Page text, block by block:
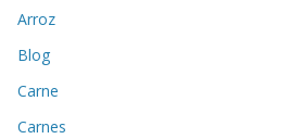
Arroz
Blog
Carne
Carnes